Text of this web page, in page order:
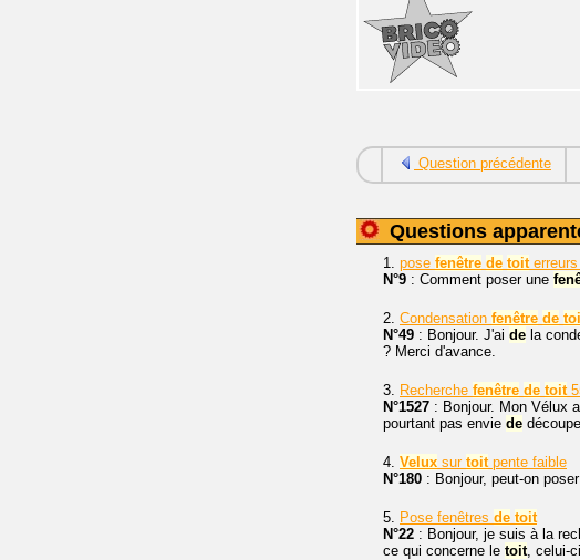
Question précédente
Questions
1. pose fenêtre de toiterreurs
N°9 : Comment poser une
2. Condensation fenêtre de
N°49 : Bonjour. J'ai de la
? Merci d'avance.
3. Recherche fenêtre de toit
N°1527 : Bonjour. Mon Vélux
pourtant pas envie de
4. Velux sur toitpente faible
N°180 : Bonjour, peut-on
5. Pose fenêtres de toit
N°22 : Bonjour, je suis à la
ce qui concerne le toit, celui-